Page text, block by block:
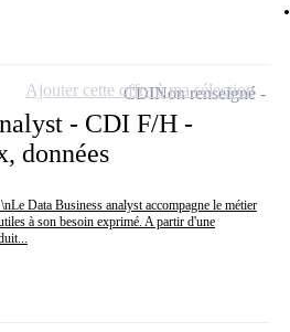
- CDI F/H -
données
Data Business analyst accompagne le métier
à son besoin exprimé. A partir d'une
CDINon renseigné
Ajouter cette offre à ma sélection